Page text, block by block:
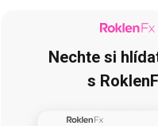
Nechte si
s